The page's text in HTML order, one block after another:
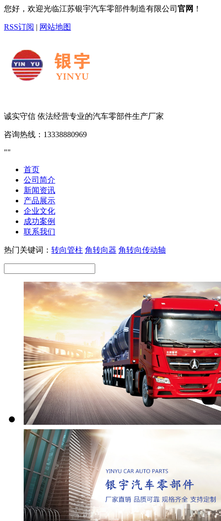
您好，欢迎光临江苏银宇汽车零部件制造有限公司 官网 ！
RSS订阅 | 网站地图
诚实守信 依法经营专业的汽车零部件生产厂家
咨询热线： 13338880969
首页
公司简介
新闻资讯
产品展示
企业文化
成功案例
联系我们
热门关键词： 转向管柱 角转向器 角转向传动轴